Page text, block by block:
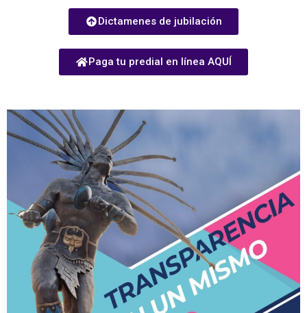
Dictamenes de jubilación
Paga tu predial en línea AQUÍ